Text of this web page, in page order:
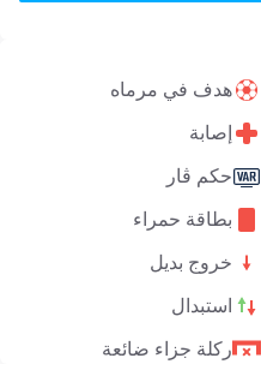
هدف في مرماه
إصابة
حكم ڤار
بطاقة حمراء
خروج بديل
استبدال
ركلة جزاء ضائعة